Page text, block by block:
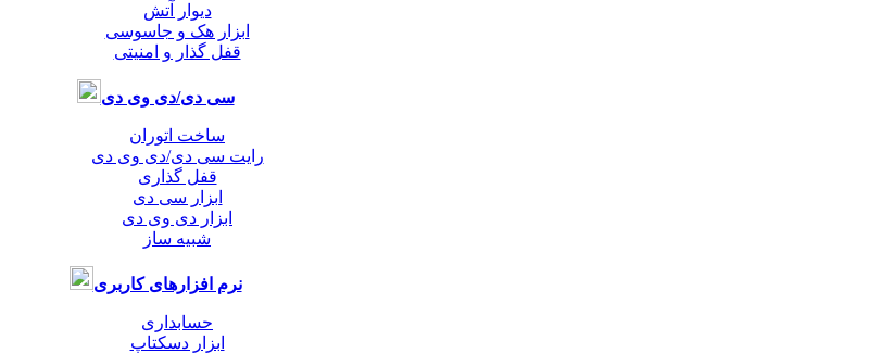
دیوار آتش
ابزار هک و جاسوسی
قفل گذار و امنیتی
سی دی/دی وی دی
ساخت اتوران
رایت سی دی/دی وی دی
قفل گذاری
ابزار سی دی
ابزار دی وی دی
شبیه ساز
نرم افزارهای کاربری
حسابداری
ابزار دسکتاپ